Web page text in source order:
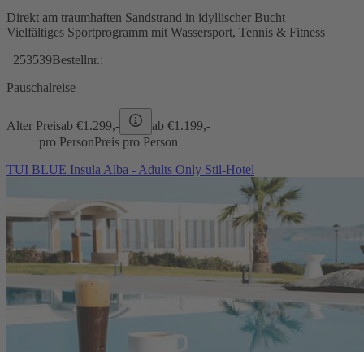
Direkt am traumhaften Sandstrand in idyllischer Bucht
Vielfältiges Sportprogramm mit Wassersport, Tennis & Fitness
253539Bestellnr.:
Pauschalreise
Alter Preisab €1.299,- ab €1.199,-
pro PersonPreis pro Person
TUI BLUE Insula Alba - Adults Only Stil-Hotel